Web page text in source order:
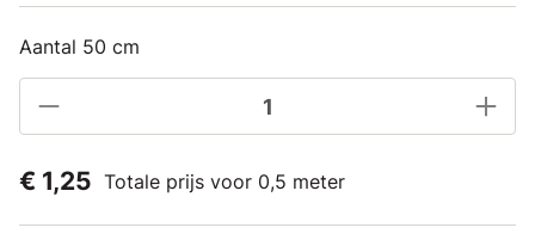
Aantal 50 cm
€ 1,25 Totale prijs voor 0,5 meter